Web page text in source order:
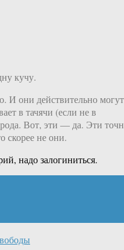
кучу.
И они действительно
в тачячи (если не в
Вот, эти — да. Эти
скорее не они.
надо залогиниться.